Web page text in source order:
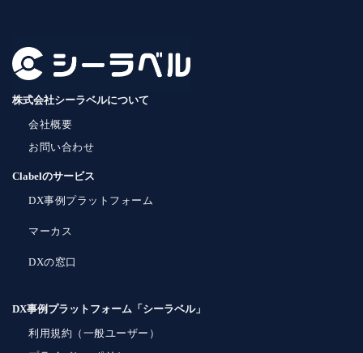
株式会社シーラベルについて
会社概要
お問い合わせ
Clabelのサービス
DX事例プラットフォーム
マーカス
DXの窓口
DX事例プラットフォーム「シーラベル」
利用規約（一般ユーザー）